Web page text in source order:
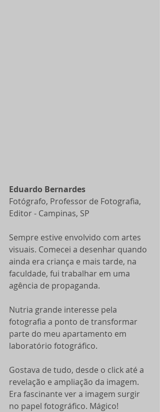
Eduardo Bernardes
Fotógrafo, Professor de Fotografia,
Editor - Campinas, SP
Sempre estive envolvido com artes
visuais. Comecei a desenhar quando
ainda era criança e mais tarde, na
faculdade, fui trabalhar em uma
agência de propaganda.
Nutria grande interesse pela
fotografia a ponto de transformar
parte do meu apartamento em
laboratório fotográfico.
Gostava de tudo, desde o click até a
revelação e ampliação da imagem.
Era fascinante ver a imagem surgir
no papel fotográfico. Mágico!